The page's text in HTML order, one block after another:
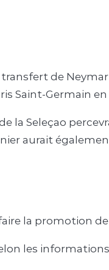
de
Saint-Germain en
la Seleçao
aurait
la promotion de
les